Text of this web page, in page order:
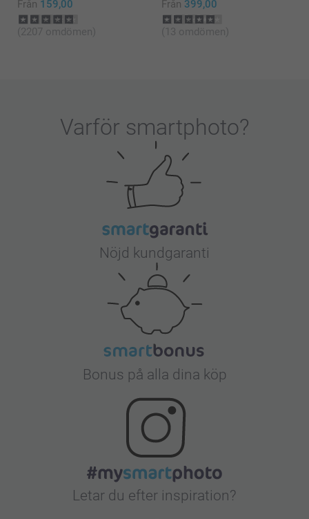
Från 159,00
(2207 omdömen)
Från 399,00
(13 omdömen)
Varför smartphoto?
Nöjd kundgaranti
Bonus på alla dina köp
Letar du efter inspiration?